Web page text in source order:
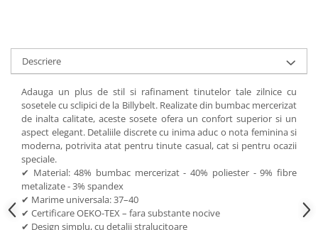
Descriere
Adauga un plus de stil si rafinament tinutelor tale zilnice cu
sosetele cu sclipici de la Billybelt. Realizate din bumbac mercerizat
de inalta calitate, aceste sosete ofera un confort superior si un
aspect elegant. Detaliile discrete cu inima aduc o nota feminina si
moderna, potrivita atat pentru tinute casual, cat si pentru ocazii
speciale.
✔ Material: 48% bumbac mercerizat - 40% poliester - 9% fibre
metalizate - 3% spandex
✔ Marime universala: 37–40
✔ Certificare OEKO-TEX – fara substante nocive
✔ Design simplu, cu detalii stralucitoare